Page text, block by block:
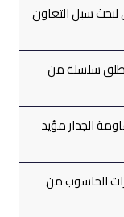
سبل التعاون
يطلق سلسلة من
الجدار مؤيد
الحاسوب من